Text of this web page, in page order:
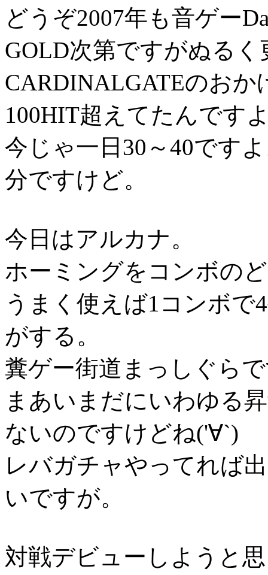
どうぞ2007年も音ゲー
GOLD次第ですがぬる
CARDINALGATEのお
100HIT超えてたんです
今じゃ一日30～40です
分ですけど。
今日はアルカナ。
ホーミングをコンボの
うまく使えば1コンボで
がする。
糞ゲー街道まっしぐら
まあいまだにいわゆる
ないのですけどね('∀`)
レバガチャやってれば
いですが。
対戦デビューしようと